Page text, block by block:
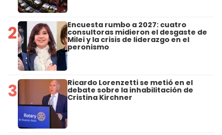
2 Encuesta rumbo a 2027: cuatro
consultoras midieron el desgaste de
Milei y la crisis de liderazgo en el
peronismo
3 Ricardo Lorenzetti se metió en el
debate sobre la inhabilitación de
Cristina Kirchner